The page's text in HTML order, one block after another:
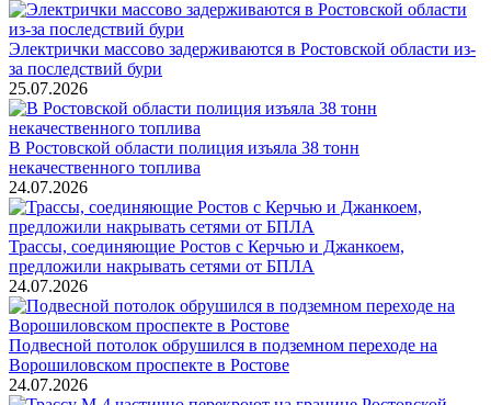
Электрички массово задерживаются в Ростовской области из-
за последствий бури
25.07.2026
В Ростовской области полиция изъяла 38 тонн
некачественного топлива
24.07.2026
Трассы, соединяющие Ростов с Керчью и Джанкоем,
предложили накрывать сетями от БПЛА
24.07.2026
Подвесной потолок обрушился в подземном переходе на
Ворошиловском проспекте в Ростове
24.07.2026